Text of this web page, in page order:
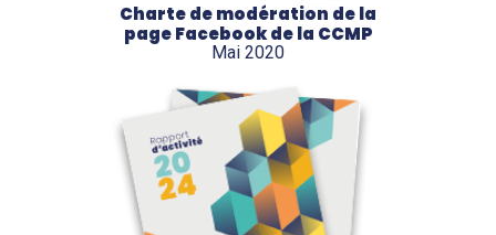
Charte de modération de la
page Facebook de la CCMP
Mai 2020